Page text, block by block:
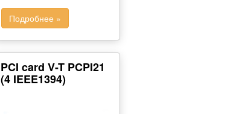
Подробнее »
PCI card V-T PCPI21
(4 IEEE1394)